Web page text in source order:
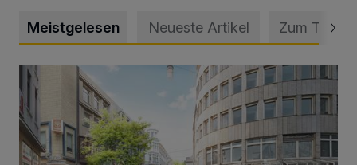
Meistgelesen Neueste Artikel Zum Thema
Ein neuer Brunnen für die Alte Freiheit